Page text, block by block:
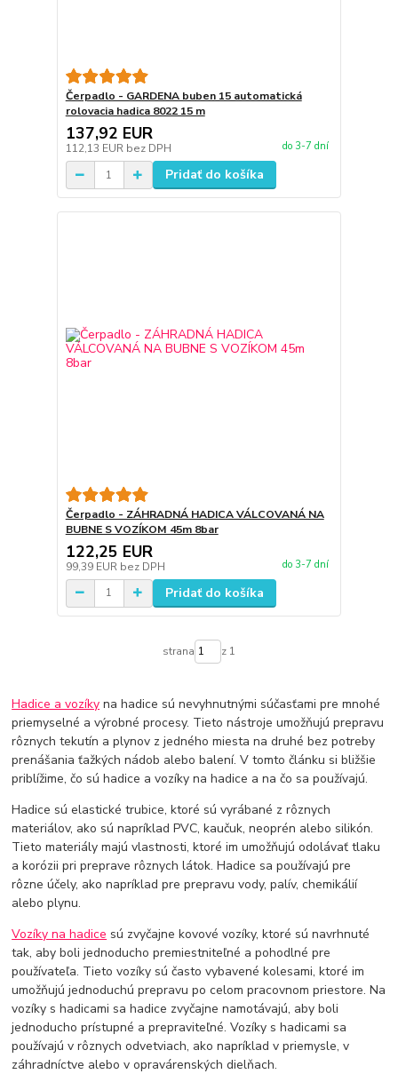
Čerpadlo - GARDENA buben 15 automatická
rolovacia hadica 8022 15 m
137,92 EUR
112,13 EUR bez DPH do 3-7 dní
Pridať do košíka
Čerpadlo - ZÁHRADNÁ HADICA VÁLCOVANÁ NA
BUBNE S VOZÍKOM 45m 8bar
122,25 EUR
99,39 EUR bez DPH do 3-7 dní
Pridať do košíka
strana z 1
Hadice a vozíky na hadice sú nevyhnutnými súčasťami pre mnohé
priemyselné a výrobné procesy. Tieto nástroje umožňujú prepravu
rôznych tekutín a plynov z jedného miesta na druhé bez potreby
prenášania ťažkých nádob alebo balení. V tomto článku si bližšie
priblížime, čo sú hadice a vozíky na hadice a na čo sa používajú.
Hadice sú elastické trubice, ktoré sú vyrábané z rôznych
materiálov, ako sú napríklad PVC, kaučuk, neoprén alebo silikón.
Tieto materiály majú vlastnosti, ktoré im umožňujú odolávať tlaku
a korózii pri preprave rôznych látok. Hadice sa používajú pre
rôzne účely, ako napríklad pre prepravu vody, palív, chemikálií
alebo plynu.
Vozíky na hadice sú zvyčajne kovové vozíky, ktoré sú navrhnuté
tak, aby boli jednoducho premiestniteľné a pohodlné pre
používateľa. Tieto vozíky sú často vybavené kolesami, ktoré im
umožňujú jednoduchú prepravu po celom pracovnom priestore. Na
vozíky s hadicami sa hadice zvyčajne namotávajú, aby boli
jednoducho prístupné a prepraviteľné. Vozíky s hadicami sa
používajú v rôznych odvetviach, ako napríklad v priemysle, v
záhradníctve alebo v opravárenských dielňach.